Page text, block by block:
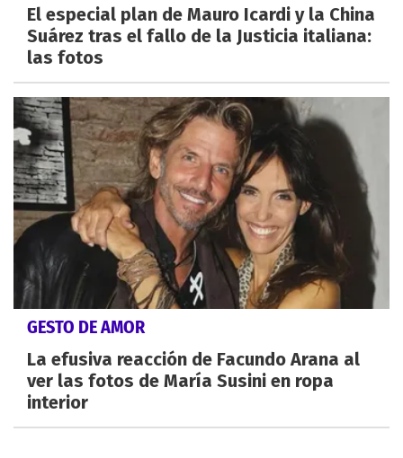
El especial plan de Mauro Icardi y la China
Suárez tras el fallo de la Justicia italiana:
las fotos
GESTO DE AMOR
La efusiva reacción de Facundo Arana al
ver las fotos de María Susini en ropa
interior